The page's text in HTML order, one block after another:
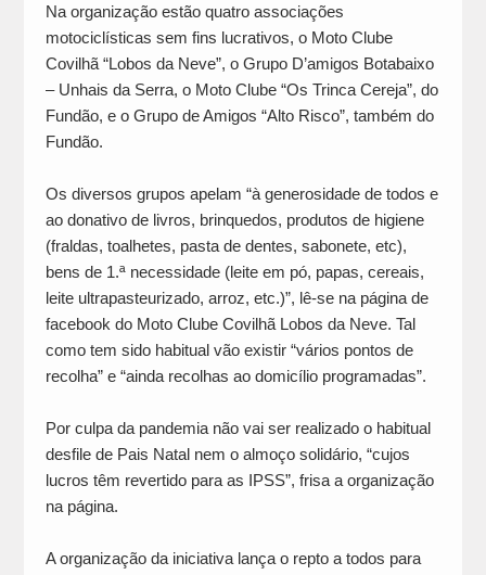
Na organização estão quatro associações
motociclísticas sem fins lucrativos, o Moto Clube
Covilhã “Lobos da Neve”, o Grupo D’amigos Botabaixo
– Unhais da Serra, o Moto Clube “Os Trinca Cereja”, do
Fundão, e o Grupo de Amigos “Alto Risco”, também do
Fundão.
Os diversos grupos apelam “à generosidade de todos e
ao donativo de livros, brinquedos, produtos de higiene
(fraldas, toalhetes, pasta de dentes, sabonete, etc),
bens de 1.ª necessidade (leite em pó, papas, cereais,
leite ultrapasteurizado, arroz, etc.)”, lê-se na página de
facebook do Moto Clube Covilhã Lobos da Neve. Tal
como tem sido habitual vão existir “vários pontos de
recolha” e “ainda recolhas ao domicílio programadas”.
Por culpa da pandemia não vai ser realizado o habitual
desfile de Pais Natal nem o almoço solidário, “cujos
lucros têm revertido para as IPSS”, frisa a organização
na página.
A organização da iniciativa lança o repto a todos para